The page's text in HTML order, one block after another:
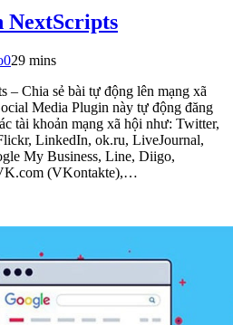
NextScripts
029 mins
– Chia sẻ bài tự động lên mạng xã
Media Plugin này tự động đăng
tài khoản mạng xã hội như: Twitter,
LinkedIn, ok.ru, LiveJournal,
My Business, Line, Diigo,
(VKontakte),…